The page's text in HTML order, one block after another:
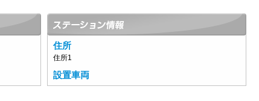
住所
住所1
設置車両